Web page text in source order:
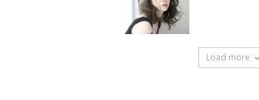
Load more